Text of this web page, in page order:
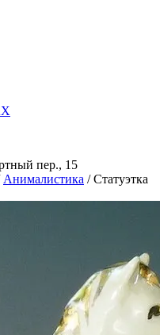
пер., 15
Анималистика / Статуэтка